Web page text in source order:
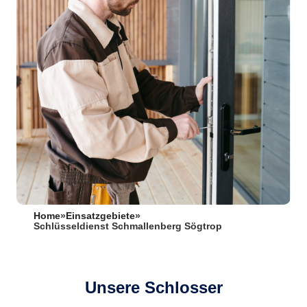
Home» Einsatzgebiete»
Schlüsseldienst Schmallenberg Sögtrop
Unsere Schlosser